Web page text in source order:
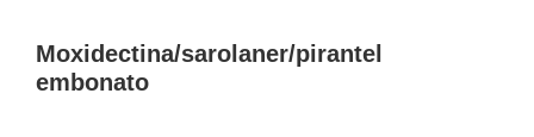
online
Moxidectina/sarolaner/pirantel
embonato